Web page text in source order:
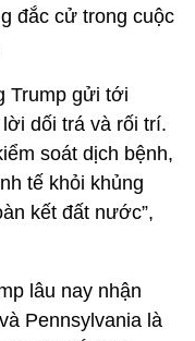
đắc cử trong cuộc
Trump gửi tới
dối trá và rối trí.
soát dịch bệnh,
tế khỏi khủng
kết đất nước”,
lâu nay nhận
Pennsylvania là